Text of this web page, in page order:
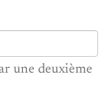
une deuxième